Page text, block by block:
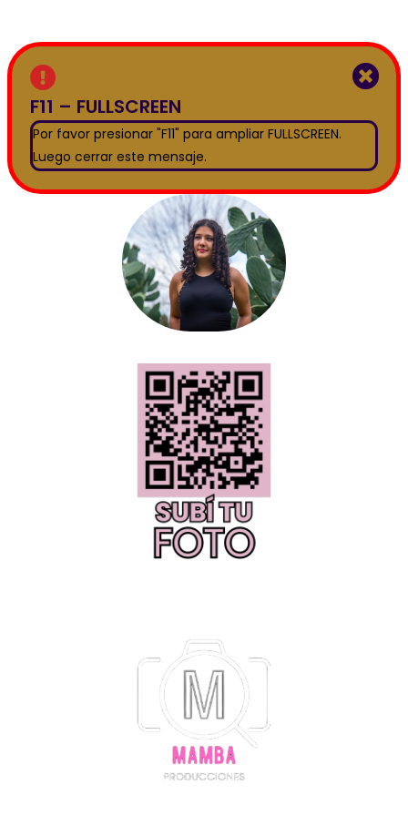
F11 – FULLSCREEN
Por favor presionar "F11" para ampliar FULLSCREEN.
Luego cerrar este mensaje.